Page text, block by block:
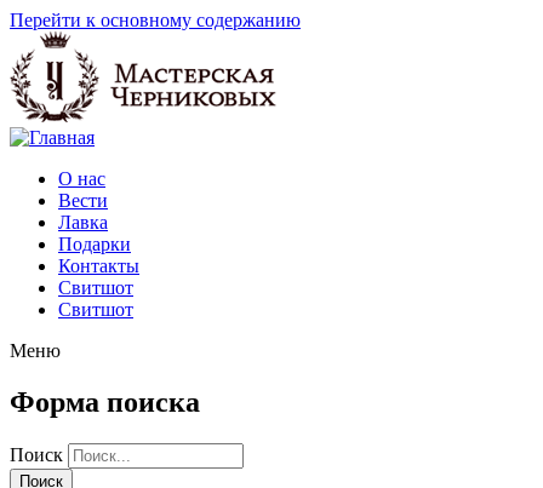
Перейти к основному содержанию
О нас
Вести
Лавка
Подарки
Контакты
Свитшот
Свитшот
Меню
Форма поиска
Поиск